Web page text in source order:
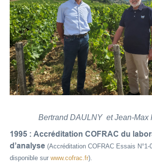
Bertrand DAULNY et Jean-Max
1995 : Accréditation COFRAC du
d’analyse (Accréditation COFRAC Essais N°1-
disponible sur www.cofrac.fr).